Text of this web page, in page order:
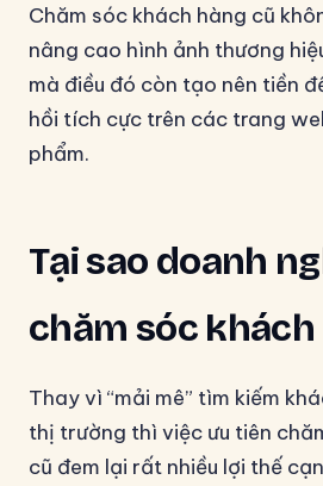
Chăm sóc khách hàng cũ
nâng cao hình ảnh thương
mà điều đó còn tạo nên tiền
hồi tích cực trên các trang
phẩm.
Tại sao doanh
chăm sóc
Thay vì “mải mê” tìm kiếm
thị trường thì việc ưu tiên
cũ đem lại rất nhiều lợi thế